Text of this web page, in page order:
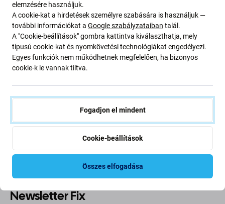
dioxid-kibocsátásunkat. Olvasson többet arról, hogyan
alakítjuk át folyamatainkat a szénlábnyomunk
csökkentése érdekében.
További információ
Newsletter Fix
elemzésére használjuk.
A cookie-kat a hirdetések személyre szabására is használjuk —
további információkat a Google szabályzataiban talál.
A "Cookie-beállítások" gombra kattintva kiválaszthatja, mely
típusú cookie-kat és nyomkövetési technológiákat engedélyezi.
Egyes funkciók nem működhetnek megfelelően, ha bizonyos
cookie-k le vannak tiltva.
Fogadjon el mindent
Cookie-beállítások
Összes elfogadása